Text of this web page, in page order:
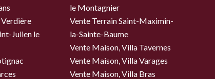
Julien le
le Montagnier
Vente Terrain Saint-Maximin-
la-Sainte-Baume
Vente Maison, Villa Tavernes
Vente Maison, Villa Varages
Vente Maison, Villa Bras